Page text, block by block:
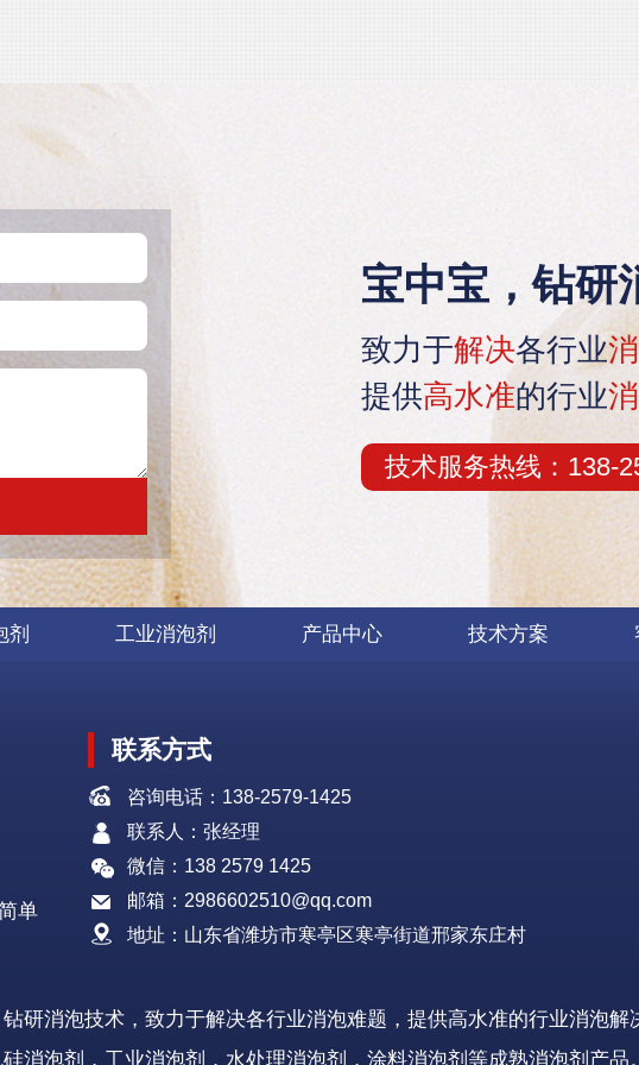
宝中宝，钻研
致力于解决各行业
提供高水准的行业
技术服务热线：138-
剂 工业消泡剂 产品中心 技术方案
单
联系方式
咨询电话：138-2579-1425
联系人：张经理
微信：138 2579 1425
邮箱：2986602510@qq.com
地址：山东省潍坊市寒亭区寒亭街道邢家东庄村
研消泡技术，致力于解决各行业消泡难题，提供高水准的行业消泡解
消泡剂，工业消泡剂，水处理消泡剂，涂料消泡剂等成熟消泡剂 产品。